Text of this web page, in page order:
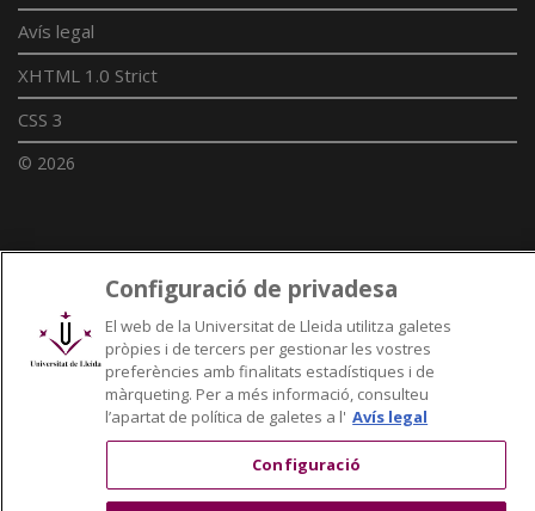
Avís legal
XHTML 1.0 Strict
CSS 3
© 2026
Enllaços UdL
Xarxes universitàries
Configuració de privadesa
El web de la Universitat de Lleida utilitza galetes
pròpies i de tercers per gestionar les vostres
preferències amb finalitats estadístiques i de
màrqueting. Per a més informació, consulteu
l’apartat de política de galetes a l' Avís legal
Configuració